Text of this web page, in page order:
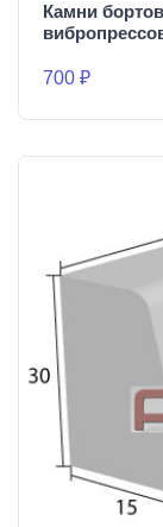
Камни
700 ₽